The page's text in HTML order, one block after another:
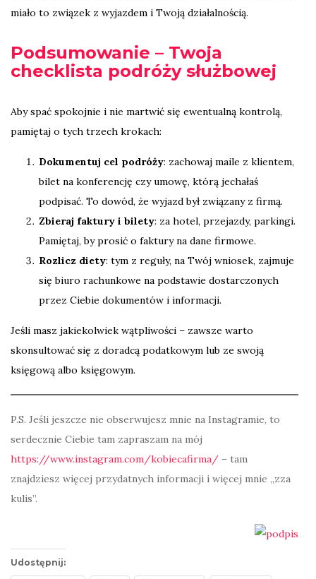
miało to związek z wyjazdem i Twoją działalnością.
Podsumowanie – Twoja
checklista podróży służbowej
Aby spać spokojnie i nie martwić się ewentualną kontrolą,
pamiętaj o tych trzech krokach:
Dokumentuj cel podróży: zachowaj maile z klientem,
bilet na konferencję czy umowę, którą jechałaś
podpisać. To dowód, że wyjazd był związany z firmą.
Zbieraj faktury i bilety: za hotel, przejazdy, parkingi.
Pamiętaj, by prosić o faktury na dane firmowe.
Rozlicz diety: tym z reguły, na Twój wniosek, zajmuje
się biuro rachunkowe na podstawie dostarczonych
przez Ciebie dokumentów i informacji.
Jeśli masz jakiekolwiek wątpliwości – zawsze warto
skonsultować się z doradcą podatkowym lub ze swoją
księgową albo księgowym.
P.S. Jeśli jeszcze nie obserwujesz mnie na Instagramie, to
serdecznie Ciebie tam zapraszam na mój
https://www.instagram.com/kobiecafirma/ – tam
znajdziesz więcej przydatnych informacji i więcej mnie „zza
kulis”.
Udostępnij: